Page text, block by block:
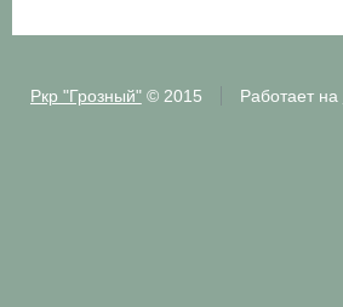
Ркр "Грозный"© 2015 Работает на